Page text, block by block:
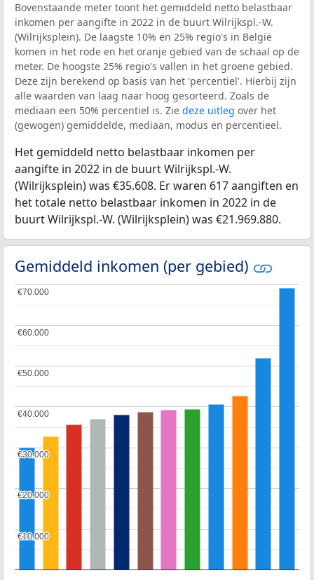
Bovenstaande meter toont het gemiddeld netto belastbaar
inkomen per aangifte in 2022 in de buurt Wilrijkspl.-W.
(Wilrijksplein). De laagste 10% en 25% regio's in België
komen in het rode en het oranje gebied van de schaal op de
meter. De hoogste 25% regio's vallen in het groene gebied.
Deze zijn berekend op basis van het 'percentiel'. Hierbij zijn
alle waarden van laag naar hoog gesorteerd. Zoals de
mediaan een 50% percentiel is. Zie deze uitleg over het
(gewogen) gemiddelde, mediaan, modus en percentieel.
Het gemiddeld netto belastbaar inkomen per
aangifte in 2022 in de buurt Wilrijkspl.-W.
(Wilrijksplein) was €35.608. Er waren 617 aangiften en
het totale netto belastbaar inkomen in 2022 in de
buurt Wilrijkspl.-W. (Wilrijksplein) was €21.969.880.
Gemiddeld inkomen (per gebied)
€10.000
€10.000
€20.000
€20.000
€30.000
€30.000
€40.000
€40.000
€50.000
€50.000
€60.000
€60.000
€70.000
€70.000